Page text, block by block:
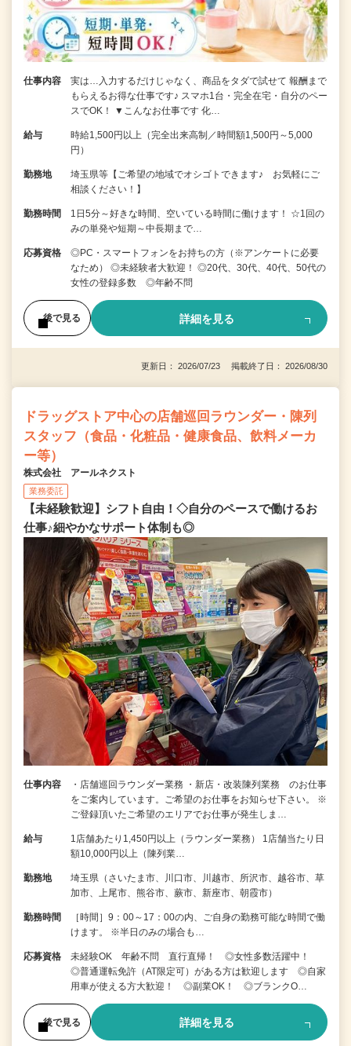
仕事内容
実は…入力するだけじゃなく、商品をタダで試せて 報酬まで
もらえるお得な仕事です♪ スマホ1台・完全在宅・自分のペー
スでOK！ ▼こんなお仕事です 化…
給与
時給1,500円以上（完全出来高制／時間額1,500円～5,000
円）
勤務地
埼玉県等【ご希望の地域でオシゴトできます♪ お気軽にご
相談ください！】
勤務時間
1日5分～好きな時間、空いている時間に働けます！ ☆1回の
みの単発や短期～中長期まで…
応募資格
◎PC・スマートフォンをお持ちの方（※アンケートに必要
なため） ◎未経験者大歓迎！ ◎20代、30代、40代、50代の
女性の登録多数 ◎年齢不問
後で見る 詳細を見る
更新日： 2026/07/23 掲載終了日： 2026/08/30
ドラッグストア中心の店舗巡回ラウンダー・陳列
スタッフ（食品・化粧品・健康食品、飲料メーカ
ー等）
株式会社 アールネクスト
業務委託
【未経験歓迎】シフト自由！◇自分のペースで働けるお
仕事♪細やかなサポート体制も◎
仕事内容
・店舗巡回ラウンダー業務 ・新店・改装陳列業務 のお仕事
をご案内しています。ご希望のお仕事をお知らせ下さい。 ※
ご登録頂いたご希望のエリアでお仕事が発生しま…
給与
1店舗あたり1,450円以上（ラウンダー業務） 1店舗当たり日
額10,000円以上（陳列業…
勤務地
埼玉県（さいたま市、川口市、川越市、所沢市、越谷市、草
加市、上尾市、熊谷市、蕨市、新座市、朝霞市）
勤務時間
［時間］9：00～17：00の内、ご自身の勤務可能な時間で働
けます。 ※半日のみの場合も…
応募資格
未経験OK 年齢不問 直行直帰！ ◎女性多数活躍中！
◎普通運転免許（AT限定可）がある方は歓迎します ◎自家
用車が使える方大歓迎！ ◎副業OK！ ◎ブランクO…
後で見る 詳細を見る